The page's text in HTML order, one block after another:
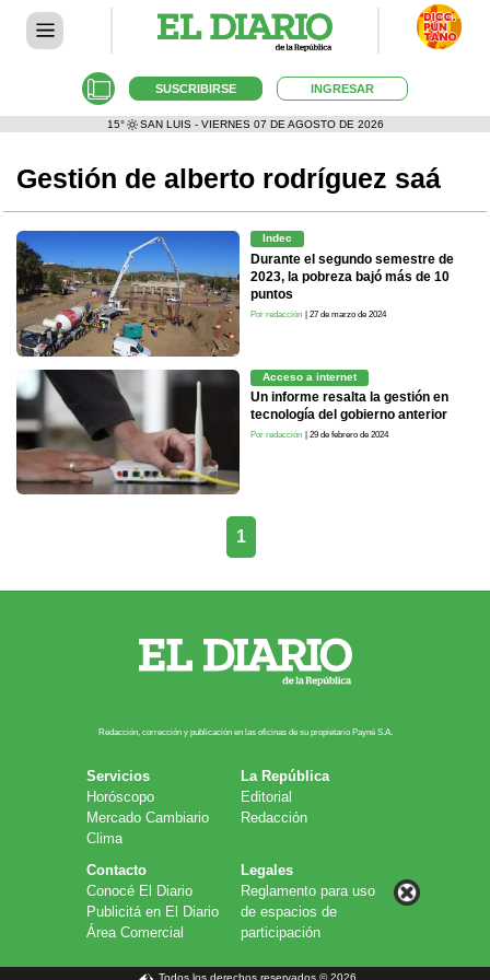
SUSCRIBIRSE INGRESAR
15° SAN LUIS - VIERNES 07 DE AGOSTO DE 2026
Gestión de alberto rodríguez saá
Indec
Durante el segundo semestre de
2023, la pobreza bajó más de 10
puntos
Por redacción | 27 de marzo de 2024
Acceso a internet
Un informe resalta la gestión en
tecnología del gobierno anterior
Por redacción | 29 de febrero de 2024
1
Redacción, corrección y publicación en las oficinas de su propietario Payn​é S.A.
Servicios
Horóscopo
Mercado Cambiario
Clima
La República
Editorial
Redacción
Contacto
Conocé El Diario
Publicitá en El Diario
Área Comercial
Legales
Reglamento para uso
de espacios de
participación
Todos los derechos reservados © 2026